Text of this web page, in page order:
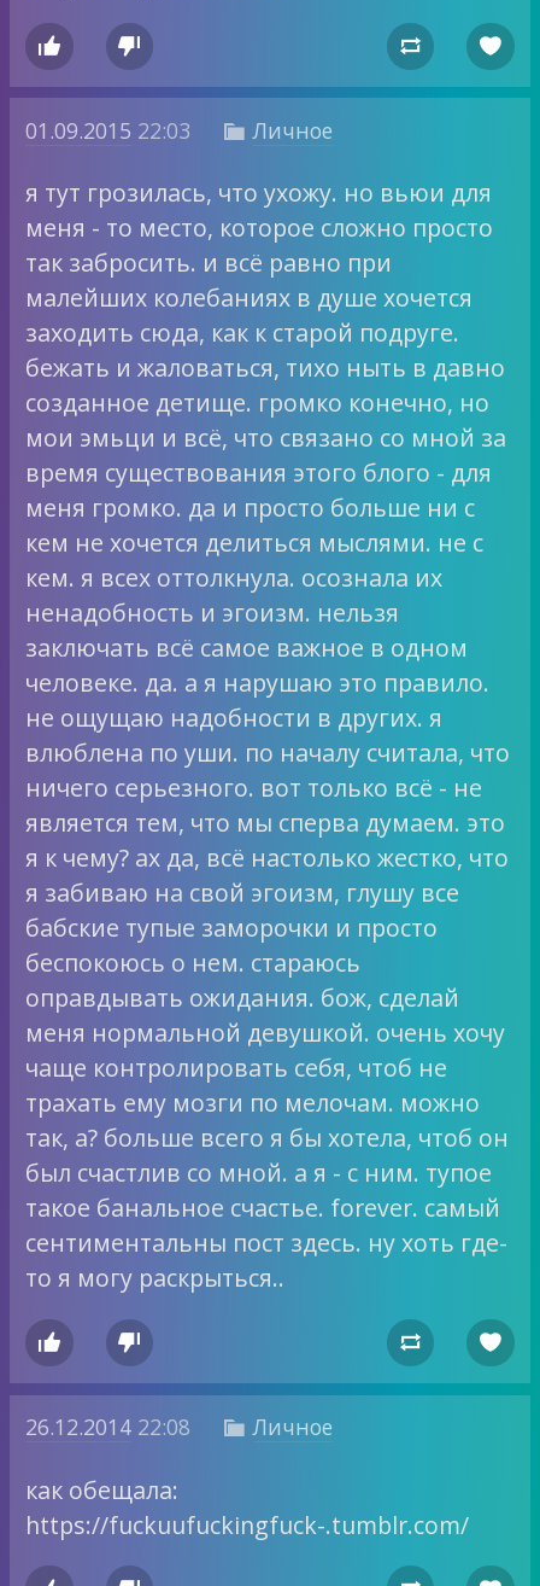
   
01.09.2015 22:03  Личное
я тут грозилась, что ухожу. но вьюи для
меня - то место, которое сложно просто
так забросить. и всё равно при
малейших колебаниях в душе хочется
заходить сюда, как к старой подруге.
бежать и жаловаться, тихо ныть в давно
созданное детище. громко конечно, но
мои эмьци и всё, что связано со мной за
время существования этого блого - для
меня громко. да и просто больше ни с
кем не хочется делиться мыслями. не с
кем. я всех оттолкнула. осознала их
ненадобность и эгоизм. нельзя
заключать всё самое важное в одном
человеке. да. а я нарушаю это правило.
не ощущаю надобности в других. я
влюблена по уши. по началу считала, что
ничего серьезного. вот только всё - не
является тем, что мы сперва думаем. это
я к чему? ах да, всё настолько жестко, что
я забиваю на свой эгоизм, глушу все
бабские тупые заморочки и просто
беспокоюсь о нем. стараюсь
оправдывать ожидания. бож, сделай
меня нормальной девушкой. очень хочу
чаще контролировать себя, чтоб не
трахать ему мозги по мелочам. можно
так, а? больше всего я бы хотела, чтоб он
был счастлив со мной. а я - с ним. тупое
такое банальное счастье. forever. самый
сентиментальны пост здесь. ну хоть где-
то я могу раскрыться..
   
26.12.2014 22:08  Личное
как обещала:
https://fuckuufuckingfuck-.tumblr.com/